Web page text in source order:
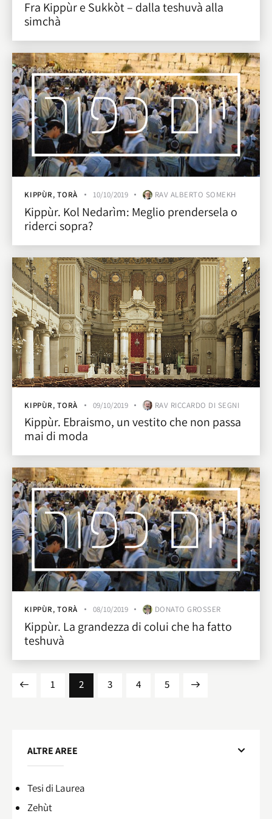
Fra Kippùr e Sukkòt – dalla teshuvà alla
simchà
KIPPÙR,TORÀ 10/10/2019 RAV ALBERTO SOMEKH
Kippùr. Kol Nedarìm: Meglio prendersela o
riderci sopra?
KIPPÙR,TORÀ 09/10/2019 RAV RICCARDO DI SEGNI
Kippùr. Ebraismo, un vestito che non passa
mai di moda
KIPPÙR,TORÀ 08/10/2019 DONATO GROSSER
Kippùr. La grandezza di colui che ha fatto
teshuvà
1 2 3 4 5
>
ALTRE AREE
Tesi di Laurea
Zehùt